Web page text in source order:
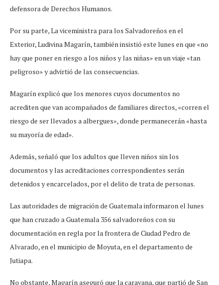
defensora de Derechos Humanos.
Por su parte, La viceministra para los Salvadoreños en el
Exterior, Ludivina Magarín, también insistió este lunes en que «no
hay que poner en riesgo a los niños y las niñas» en un viaje «tan
peligroso» y advirtió de las consecuencias.
Magarín explicó que los menores cuyos documentos no
acrediten que van acompañados de familiares directos, «corren el
riesgo de ser llevados a albergues», donde permanecerán «hasta
su mayoría de edad».
Además, señaló que los adultos que lleven niños sin los
documentos y las acreditaciones correspondientes serán
detenidos y encarcelados, por el delito de trata de personas.
Las autoridades de migración de Guatemala informaron el lunes
que han cruzado a Guatemala 356 salvadoreños con su
documentación en regla por la frontera de Ciudad Pedro de
Alvarado, en el municipio de Moyuta, en el departamento de
Jutiapa.
No obstante, Magarín aseguró que la caravana, que partió de San